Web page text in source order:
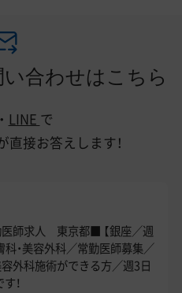
合わせはこちら
LINE で
接お答えします！
師求人 東京都■ 【銀座／週
・美容外科／常勤医師募集／
外科施術ができる方／週3日
！